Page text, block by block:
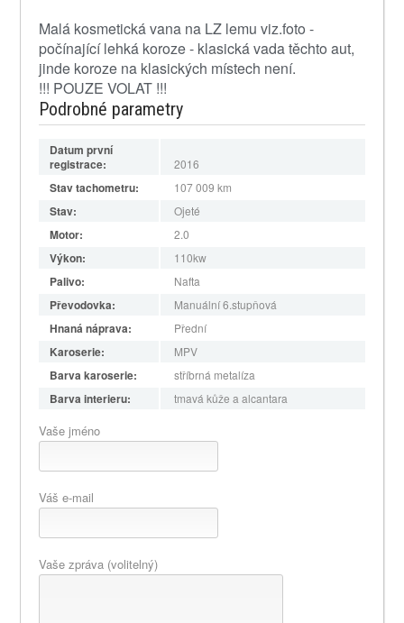
Malá kosmetická vana na LZ lemu viz.foto -
počínající lehká koroze - klasická vada těchto aut,
jinde koroze na klasických místech není.
!!! POUZE VOLAT !!!
Podrobné parametry
Datum první
registrace:
2016
Stav tachometru: 107 009 km
Stav: Ojeté
Motor: 2.0
Výkon: 110kw
Palivo: Nafta
Převodovka: Manuální 6.stupňová
Hnaná náprava: Přední
Karoserie: MPV
Barva karoserie: stříbrná metalíza
Barva interieru: tmavá kůže a alcantara
Vaše jméno
Váš e-mail
Vaše zpráva (volitelný)